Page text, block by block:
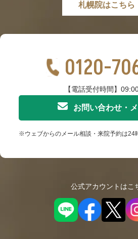
札幌院はこちら
0120-
【電話受付時間】
お問い合わせ・
※ウェブからのメール相談・来院予約は24
公式アカウントはこ